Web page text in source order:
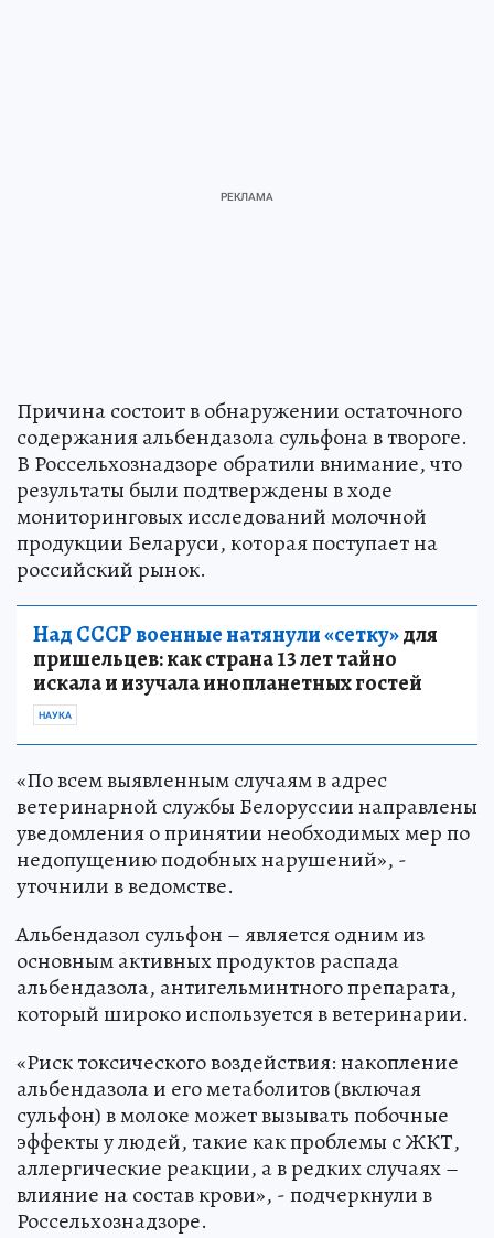
Причина состоит в обнаружении остаточного
содержания альбендазола сульфона в твороге.
В Россельхознадзоре обратили внимание, что
результаты были подтверждены в ходе
мониторинговых исследований молочной
продукции Беларуси, которая поступает на
российский рынок.
Над СССР военные натянули «сетку»для
пришельцев: как страна 13 лет тайно
искала и изучала инопланетных гостей
НАУКА
«По всем выявленным случаям в адрес
ветеринарной службы Белоруссии направлены
уведомления о принятии необходимых мер по
недопущению подобных нарушений», -
уточнили в ведомстве.
Альбендазол сульфон – является одним из
основным активных продуктов распада
альбендазола, антигельминтного препарата,
который широко используется в ветеринарии.
«Риск токсического воздействия: накопление
альбендазола и его метаболитов (включая
сульфон) в молоке может вызывать побочные
эффекты у людей, такие как проблемы с ЖКТ,
аллергические реакции, а в редких случаях –
влияние на состав крови», - подчеркнули в
Россельхознадзоре.